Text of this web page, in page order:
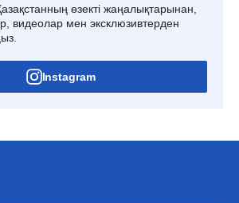
өзекті жаңалықтарынан,
видеолар мен эксклюзивтерден
Instagram